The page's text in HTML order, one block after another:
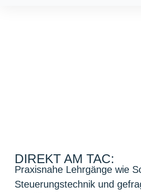
DIREKT AM TAC:
Praxisnahe Lehrgänge wie
Steuerungstechnik und